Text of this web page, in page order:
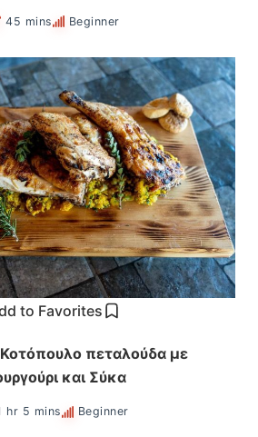
45 mins Beginner
to Favorites
πεταλούδα με
και Σύκα
hr 5 mins Beginner